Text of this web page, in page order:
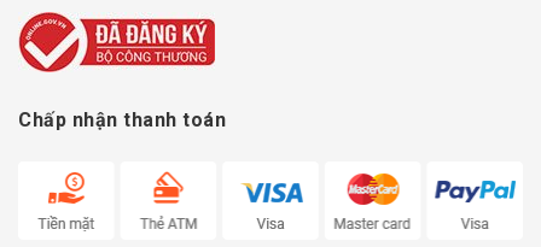
Chấp nhận thanh toán